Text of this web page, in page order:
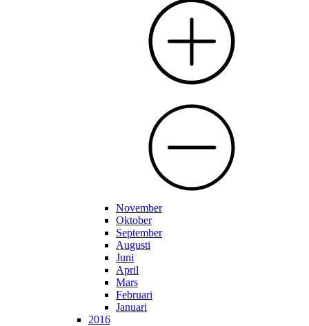
November
Oktober
September
Augusti
Juni
April
Mars
Februari
Januari
2016